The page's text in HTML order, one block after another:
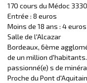
170 cours du Médoc
Entrée : 8 euros
Moins de 18 ans : 4 euros
Salle de l'Alcazar
Bordeaux, 6ème
de un million
passionné(e) s de
Proche du Pont